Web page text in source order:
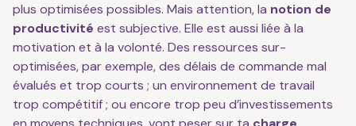
plus optimisées possibles. Mais attention, la notion de
productivité est subjective. Elle est aussi liée à la
motivation et à la volonté. Des ressources sur-
optimisées, par exemple, des délais de commande mal
évalués et trop courts ; un environnement de travail
trop compétitif ; ou encore trop peu d’investissements